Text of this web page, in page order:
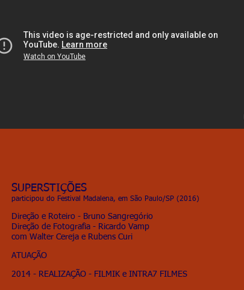
SUPERSTIÇÕES
participou do Festival Madalena, em São Paulo/SP (2016)
Direção e Roteiro - Bruno Sangregório
Direção de Fotografia - Ricardo Vamp
com Walter Cereja e Rubens Curi
ATUAÇÃO
2014 - REALIZAÇÃO - FILMIK e INTRA7 FILMES